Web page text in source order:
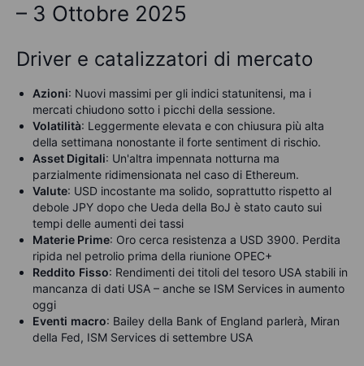
– 3 Ottobre 2025
Driver e catalizzatori di mercato
Azioni: Nuovi massimi per gli indici statunitensi, ma i
mercati chiudono sotto i picchi della sessione.
Volatilità: Leggermente elevata e con chiusura più alta
della settimana nonostante il forte sentiment di rischio.
Asset Digitali: Un'altra impennata notturna ma
parzialmente ridimensionata nel caso di Ethereum.
Valute: USD incostante ma solido, soprattutto rispetto al
debole JPY dopo che Ueda della BoJ è stato cauto sui
tempi delle aumenti dei tassi
Materie Prime: Oro cerca resistenza a USD 3900. Perdita
ripida nel petrolio prima della riunione OPEC+
Reddito Fisso: Rendimenti dei titoli del tesoro USA stabili in
mancanza di dati USA – anche se ISM Services in aumento
oggi
Eventi macro: Bailey della Bank of England parlerà, Miran
della Fed, ISM Services di settembre USA